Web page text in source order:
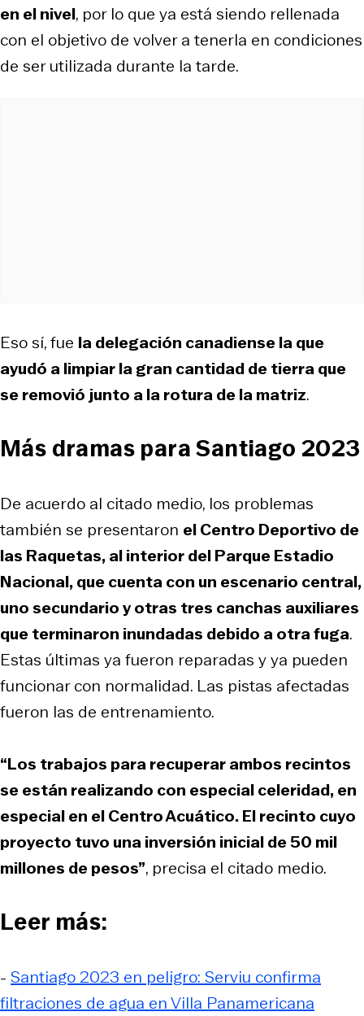
en el nivel, por lo que ya está siendo rellenada
con el objetivo de volver a tenerla en condiciones
de ser utilizada durante la tarde.
Eso sí, fue la delegación canadiense la que
ayudó a limpiar la gran cantidad de tierra que
se removió junto a la rotura de la matriz.
Más dramas para Santiago 2023
De acuerdo al citado medio, los problemas
también se presentaron el Centro Deportivo de
las Raquetas, al interior del Parque Estadio
Nacional, que cuenta con un escenario central,
uno secundario y otras tres canchas auxiliares
que terminaron inundadas debido a otra fuga.
Estas últimas ya fueron reparadas y ya pueden
funcionar con normalidad. Las pistas afectadas
fueron las de entrenamiento.
“Los trabajos para recuperar ambos recintos
se están realizando con especial celeridad, en
especial en el Centro Acuático. El recinto cuyo
proyecto tuvo una inversión inicial de 50 mil
millones de pesos”, precisa el citado medio.
Leer más:
- Santiago 2023 en peligro: Serviu confirma
filtraciones de agua en Villa Panamericana